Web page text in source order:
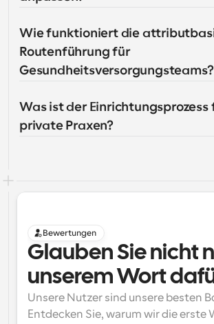
Wie funktioniert die
Routenführung für
Gesundheitsversorgungsteams?
Was ist der Einrichtungsprozess
private Praxen?
Bewertungen
Glauben Sie nicht
unserem Wort
Unsere Nutzer sind unsere besten
Entdecken Sie, warum wir die erste